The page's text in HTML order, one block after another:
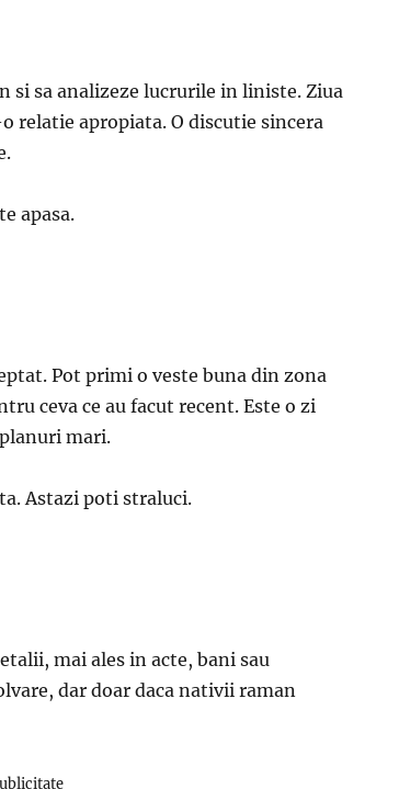
si sa analizeze lucrurile in liniste. Ziua
relatie apropiata. O discutie sincera
apasa.
Pot primi o veste buna din zona
ceva ce au facut recent. Este o zi
mari.
Astazi poti straluci.
mai ales in acte, bani sau
dar doar daca nativii raman